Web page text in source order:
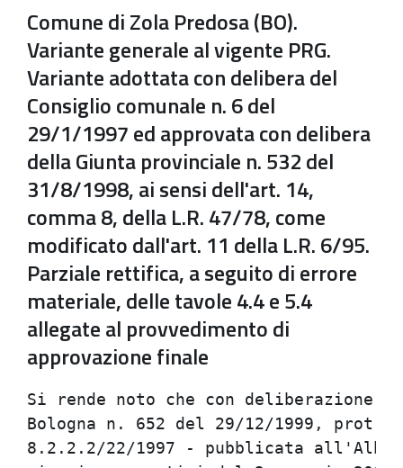
Comune di Zola Predosa (BO).
Variante generale al vigente PRG.
Variante adottata con delibera del
Consiglio comunale n. 6 del
29/1/1997 ed approvata con delibera
della Giunta provinciale n. 532 del
31/8/1998, ai sensi dell'art. 14,
comma 8, della L.R. 47/78, come
modificato dall'art. 11 della L.R. 6/95.
Parziale rettifica, a seguito di errore
materiale, delle tavole 4.4 e 5.4
allegate al provvedimento di
approvazione finale
Si rende noto che con
Bologna n. 652 del 29/
8.2.2.2/22/1997 - pubblicata